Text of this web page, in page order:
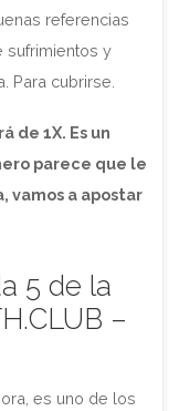
referencias
sufrimientos y
Para cubrirse.
de 1X. Es un
parece que le
vamos a apostar
5 de la
–
es uno de los